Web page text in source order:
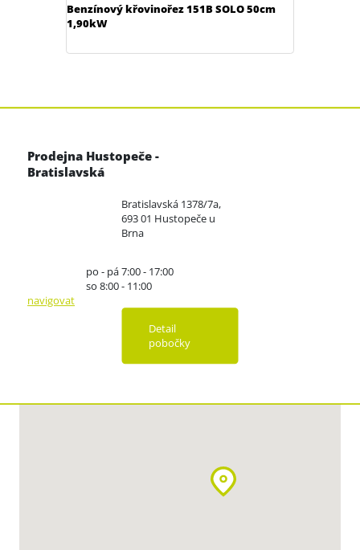
Benzínový křovinořez 151B SOLO 50cm
1,90kW
Prodejna Hustopeče -
Bratislavská
Bratislavská 1378/7a,
693 01 Hustopeče u
Brna
po - pá 7:00 - 17:00
so 8:00 - 11:00
navigovat
Detail
pobočky